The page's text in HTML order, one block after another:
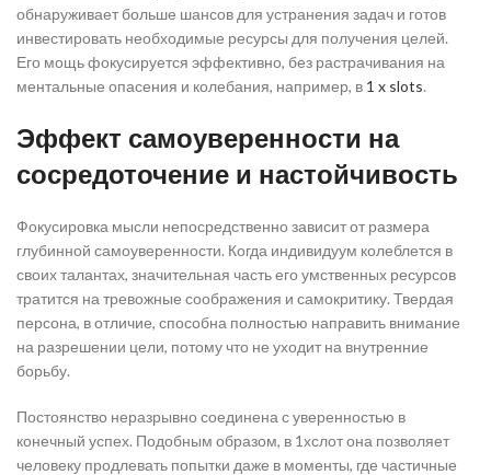
обнаруживает больше шансов для устранения задач и готов
инвестировать необходимые ресурсы для получения целей.
Его мощь фокусируется эффективно, без растрачивания на
ментальные опасения и колебания, например, в 1 x slots.
Эффект самоуверенности на
сосредоточение и настойчивость
Фокусировка мысли непосредственно зависит от размера
глубинной самоуверенности. Когда индивидуум колеблется в
своих талантах, значительная часть его умственных ресурсов
тратится на тревожные соображения и самокритику. Твердая
персона, в отличие, способна полностью направить внимание
на разрешении цели, потому что не уходит на внутренние
борьбу.
Постоянство неразрывно соединена с уверенностью в
конечный успех. Подобным образом, в 1хслот она позволяет
человеку продлевать попытки даже в моменты, где частичные